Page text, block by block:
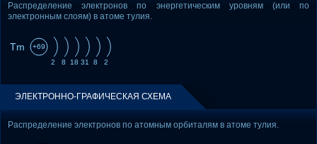
Распределение электронов по энергетическим уровням (или по
электронным слоям) в атоме тулия.
Tm
+69
2
8 18 31 8 2
ЭЛЕКТРОННО-ГРАФИЧЕСКАЯ СХЕМА
Распределение электронов по атомным орбиталям в атоме тулия.